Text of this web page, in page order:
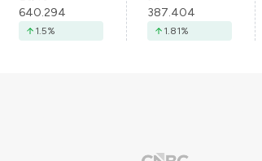
640.294
1.5%
387.404
1.81%